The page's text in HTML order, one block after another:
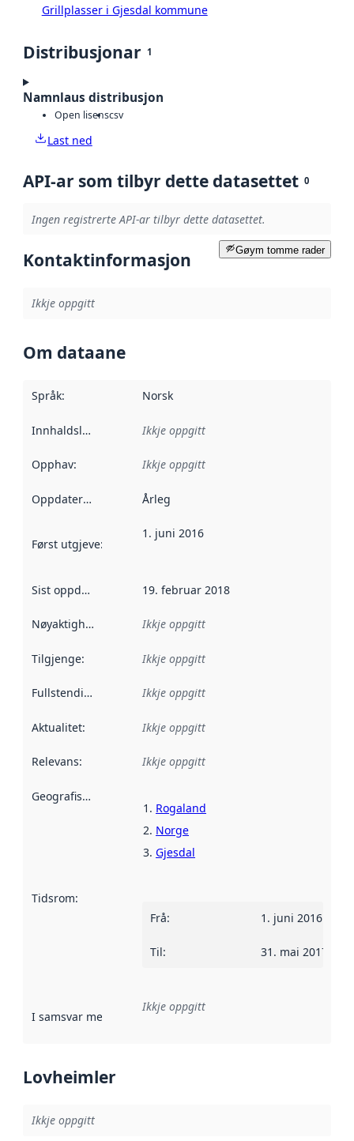
Grillplasser i Gjesdal kommune
Distribusjonar 1
Namnlaus distribusjon
Open lisenscsv
Last ned
API-ar som tilbyr dette datasettet 0
Ingen registrerte API-ar tilbyr dette datasettet.
Gøym tomme rader
Kontaktinformasjon
Ikkje oppgitt
Om dataane
Språk: Norsk
Innhaldsleverandørar :
Ikkje oppgitt
Opphav: Ikkje oppgitt
Oppdateringsfrekvens :
Årleg
Først utgjeve: Denne datoen seier når dataa i dette
1. juni 2016
Sist oppdatert 19. februar 2018
Nøyaktigheit Ikkje oppgitt
Tilgjenge: Ikkje oppgitt
Fullstendigheit Ikkje oppgitt
Aktualitet: Ikkje oppgitt
Relevans: Ikkje oppgitt
Geografisk område
Rogaland
Norge
Gjesdal
Tidsrom:
Frå: 1. juni 2016
Til: 31. mai 2017
I samsvar med Referanse til ei implementeringsregel eller
Ikkje oppgitt
Lovheimler
Ikkje oppgitt